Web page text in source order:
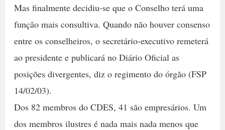
Mas finalmente decidiu-se que o Conselho terá uma
função mais consultiva. Quando não houver consenso
entre os conselheiros, o secretário-executivo remeterá
ao presidente e publicará no Diário Oficial as
posições divergentes, diz o regimento do órgão (FSP
14/02/03).
Dos 82 membros do CDES, 41 são empresários. Um
dos membros ilustres é nada mais nada menos que